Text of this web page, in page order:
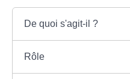
De quoi s'agit-il ?
Rôle